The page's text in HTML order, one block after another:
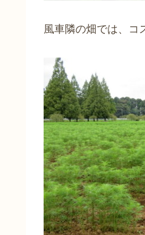
風車隣の畑では、コ